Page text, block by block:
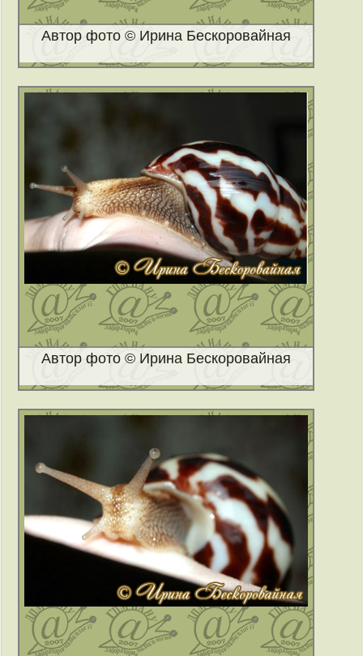
Автор фото © Ирина Бескоровайная
Автор фото © Ирина Бескоровайная